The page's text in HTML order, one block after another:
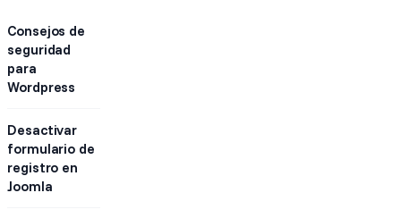
Consejos de
seguridad
para
Wordpress
Desactivar
formulario de
registro en
Joomla